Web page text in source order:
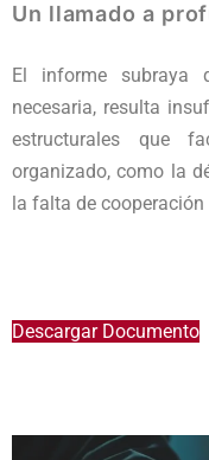
Un llamado a
El informe subraya
necesaria, resulta
estructurales que
organizado, como la
la falta de
Descargar Documento